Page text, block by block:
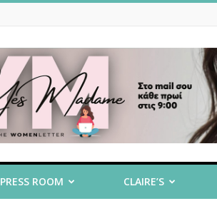
PRESS ROOM CLAIRE’S